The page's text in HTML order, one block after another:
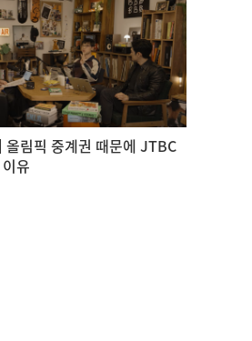
림픽 중계권 때문에 JTBC
유